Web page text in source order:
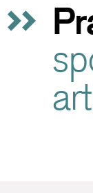
newsletter du